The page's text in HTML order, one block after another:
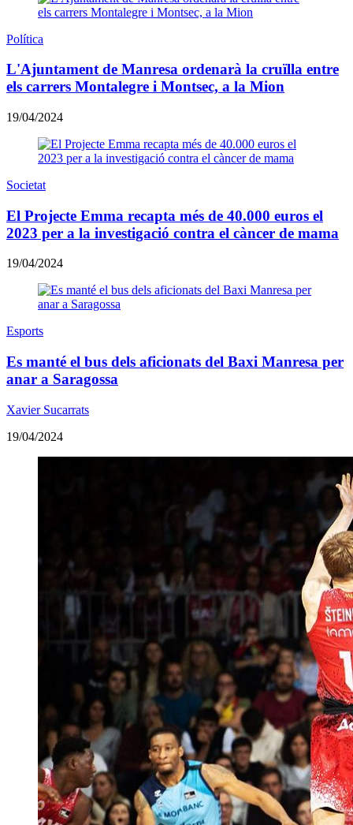
Política
L'Ajuntament de Manresa ordenarà la cruïlla entre
els carrers Montalegre i Montsec, a la Mion
19/04/2024
Societat
El Projecte Emma recapta més de 40.000 euros el
2023 per a la investigació contra el càncer de mama
19/04/2024
Esports
Es manté el bus dels aficionats del Baxi Manresa per
anar a Saragossa
Xavier Sucarrats
19/04/2024